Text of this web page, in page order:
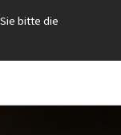
bitte die